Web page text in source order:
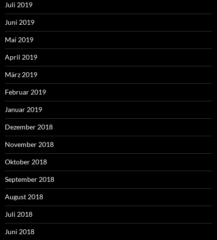
Juli 2019
Juni 2019
Mai 2019
April 2019
März 2019
Februar 2019
Januar 2019
Dezember 2018
November 2018
Oktober 2018
September 2018
August 2018
Juli 2018
Juni 2018